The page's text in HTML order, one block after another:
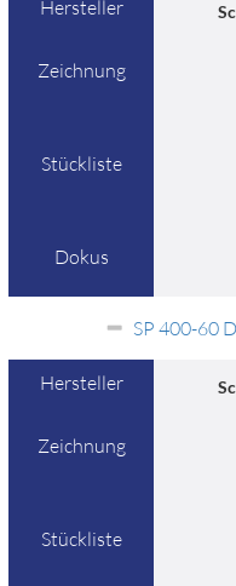
Hersteller
Zeichnung
Stückliste
Dokus
SP 400-60
Hersteller
Zeichnung
Stückliste